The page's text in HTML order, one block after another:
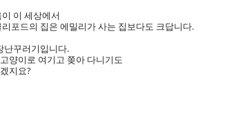
이 세상에서
포드의 집은 에밀리가 사는 집보다도 크답니다.
난꾸러기입니다.
양이로 여기고 쫒아 다니기도
지요?